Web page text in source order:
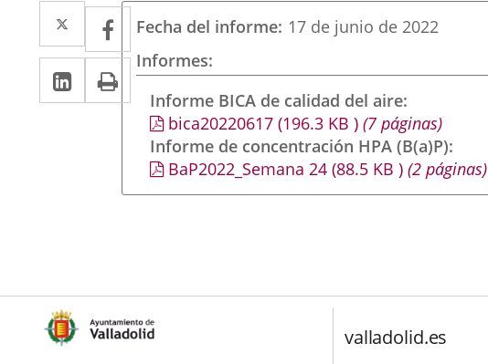
Twitter
Enlace
a
una
aplicación
externa.
Facebook
Enlace
a
una
aplicación
externa.
LinkedIn
Enlace
a
aplicación
externa.
Imprimir
Fecha del informe 17 de junio de 2022
Informes
Informe BICA de calidad del aire
bica20220617(196.3 KB )(7 páginas)
Informe de concentración HPA (B(a)P)
BaP2022_Semana 24(88.5 KB )(2 páginas)
valladolid.es